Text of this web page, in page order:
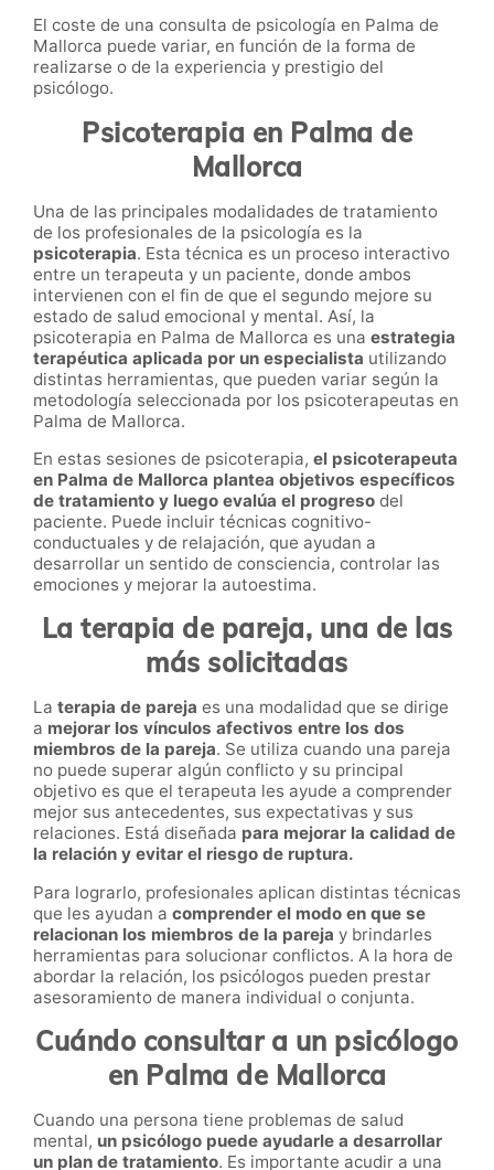
El coste de una consulta de psicología en Palma de
Mallorca puede variar, en función de la forma de
realizarse o de la experiencia y prestigio del
psicólogo.
Psicoterapia en Palma de
Mallorca
Una de las principales modalidades de tratamiento
de los profesionales de la psicología es la
psicoterapia. Esta técnica es un proceso interactivo
entre un terapeuta y un paciente, donde ambos
intervienen con el fin de que el segundo mejore su
estado de salud emocional y mental. Así, la
psicoterapia en Palma de Mallorca es una estrategia
terapéutica aplicada por un especialista utilizando
distintas herramientas, que pueden variar según la
metodología seleccionada por los psicoterapeutas en
Palma de Mallorca.
En estas sesiones de psicoterapia, el psicoterapeuta
en Palma de Mallorca plantea objetivos específicos
de tratamiento y luego evalúa el progreso del
paciente. Puede incluir técnicas cognitivo-
conductuales y de relajación, que ayudan a
desarrollar un sentido de consciencia, controlar las
emociones y mejorar la autoestima.
La terapia de pareja, una de las
más solicitadas
La terapia de pareja es una modalidad que se dirige
a mejorar los vínculos afectivos entre los dos
miembros de la pareja. Se utiliza cuando una pareja
no puede superar algún conflicto y su principal
objetivo es que el terapeuta les ayude a comprender
mejor sus antecedentes, sus expectativas y sus
relaciones. Está diseñada para mejorar la calidad de
la relación y evitar el riesgo de ruptura.
Para lograrlo, profesionales aplican distintas técnicas
que les ayudan a comprender el modo en que se
relacionan los miembros de la pareja y brindarles
herramientas para solucionar conflictos. A la hora de
abordar la relación, los psicólogos pueden prestar
asesoramiento de manera individual o conjunta.
Cuándo consultar a un psicólogo
en Palma de Mallorca
Cuando una persona tiene problemas de salud
mental, un psicólogo puede ayudarle a desarrollar
un plan de tratamiento. Es importante acudir a una